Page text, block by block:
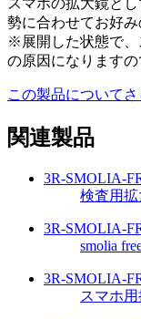
スマホの拡大鏡と
勢に合わせてお好み
※展開した状態で、
の原因になりますの
この製品について
関連製品
3R-SMOLIA-
検査用拡
3R-SMOLIA-
smolia
3R-SMOLIA-
スマホ用